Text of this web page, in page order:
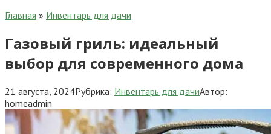
Главная » Инвентарь для дачи
Газовый гриль: идеальный
выбор для современного дома
21 августа, 2024Рубрика: Инвентарь для дачиАвтор:
homeadmin